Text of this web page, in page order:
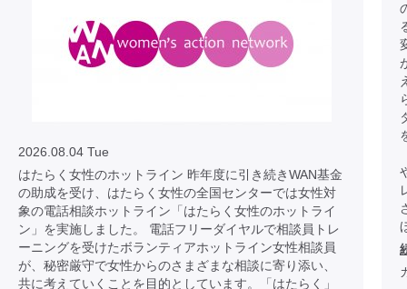
2026.08.04 Tue
はたらく女性のホットライン 昨年度に引き続きWAN基金
の助成を受け、はたらく女性の全国センターでは女性対
象の電話相談ホットライン「はたらく女性のホットライ
ン」を実施しました。 電話フリーダイヤルで相談員トレ
ーニングを受けたボランティアホットライン女性相談員
が、秘密厳守で女性からのさまざまな相談に寄り添い、
共に考えていくことを目的としています。「はたらく」